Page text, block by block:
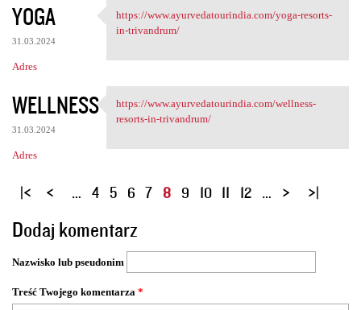
YOGA
31.03.2024
Adres
https://www.ayurvedatourindia
https://www.ayurvedatourindia.com/yoga-resorts-
in-trivandrum/
WELLNESS
31.03.2024
Adres
https://www.ayurvedatourindia
https://www.ayurvedatourindia.com/wellness-
resorts-in-trivandrum/
S
r
o
y
… 4 5 6 7 8 9 10 11 12 …
Dodaj komentarz
Nazwisko lub pseudonim
Treść Twojego komentarza *